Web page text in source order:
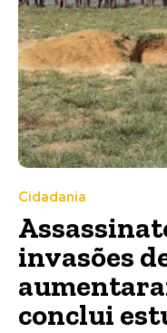
Cidadania
invasões
conclui